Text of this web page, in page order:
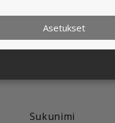
vain asian hoitamiseksi
Sukunimi
Asetukset